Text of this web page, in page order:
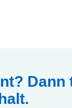
Dann